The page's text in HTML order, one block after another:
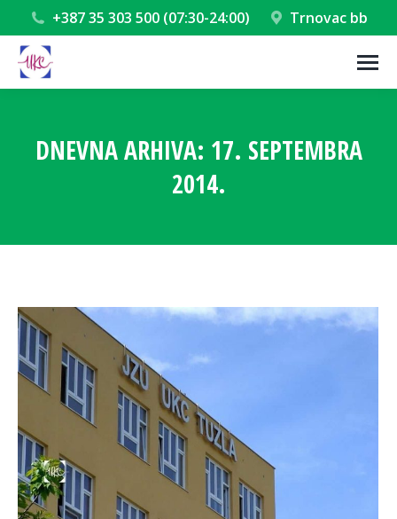
+387 35 303 500 (07:30-24:00) Trnovac bb
DNEVNA ARHIVA: 17. SEPTEMBRA
2014.